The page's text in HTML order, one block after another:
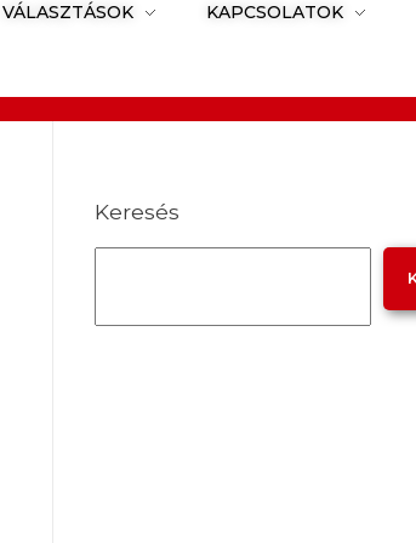
VÁLASZTÁSOK KAPCSOLATOK
Keresés